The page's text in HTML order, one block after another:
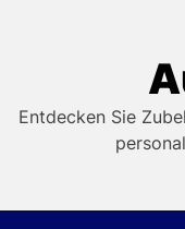
Entdecken Sie